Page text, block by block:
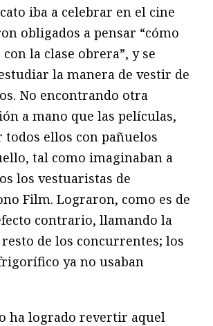
iba a celebrar en el cine
obligados a pensar “cómo
la clase obrera”, y se
la manera de vestir de
No encontrando otra
a mano que las películas,
ellos con pañuelos
tal como imaginaban a
los vestuaristas de
Film. Lograron, como es de
contrario, llamando la
de los concurrentes; los
ya no usaban
ha logrado revertir aquel